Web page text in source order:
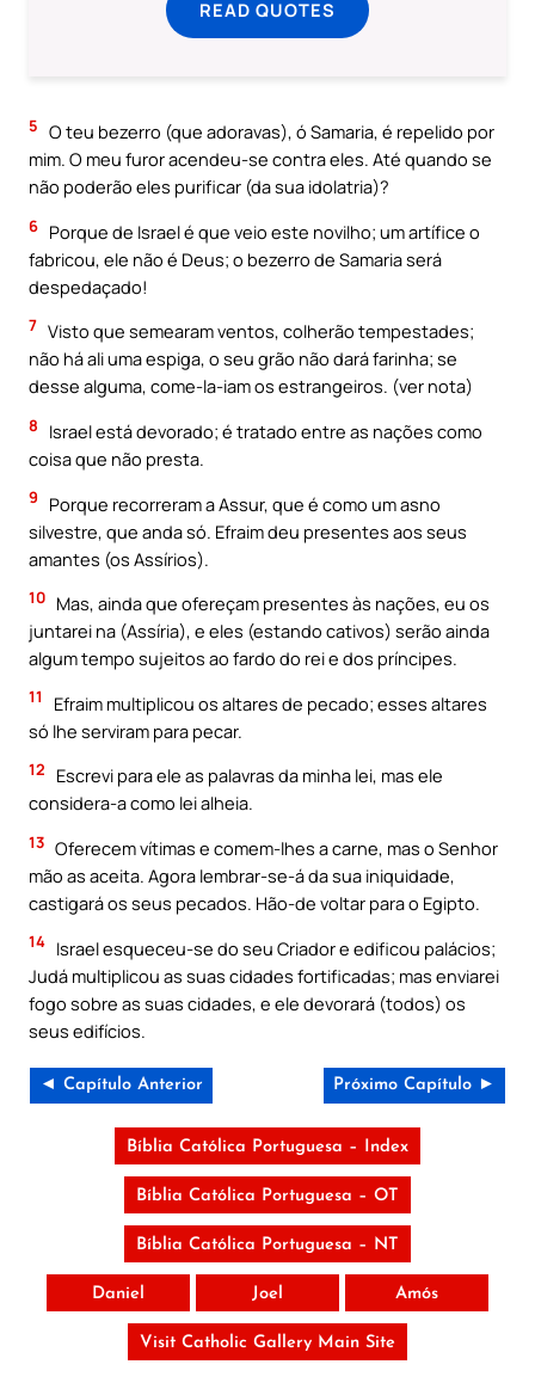
READ QUOTES
5 O teu bezerro (que adoravas), ó Samaria, é repelido por
mim. O meu furor acendeu-se contra eles. Até quando se
não poderão eles purificar (da sua idolatria)?
6 Porque de Israel é que veio este novilho; um artífice o
fabricou, ele não é Deus; o bezerro de Samaria será
despedaçado!
7 Visto que semearam ventos, colherão tempestades;
não há ali uma espiga, o seu grão não dará farinha; se
desse alguma, come-la-iam os estrangeiros. (ver nota)
8
Israel está devorado; é tratado entre as nações como
coisa que não presta.
9
Porque recorreram a Assur, que é como um asno
silvestre, que anda só. Efraim deu presentes aos seus
amantes (os Assírios).
10 Mas, ainda que ofereçam presentes às nações, eu os
juntarei na (Assíria), e eles (estando cativos) serão ainda
algum tempo sujeitos ao fardo do rei e dos príncipes.
11
Efraim multiplicou os altares de pecado; esses altares
só lhe serviram para pecar.
12
Escrevi para ele as palavras da minha lei, mas ele
considera-a como lei alheia.
13 Oferecem vítimas e comem-lhes a carne, mas o Senhor
mão as aceita. Agora lembrar-se-á da sua iniquidade,
castigará os seus pecados. Hão-de voltar para o Egipto.
14 Israel esqueceu-se do seu Criador e edificou palácios;
Judá multiplicou as suas cidades fortificadas; mas enviarei
fogo sobre as suas cidades, e ele devorará (todos) os
seus edifícios.
◄ Capítulo Anterior Próximo Capítulo ►
Bíblia Católica Portuguesa – Index
Bíblia Católica Portuguesa – OT
Bíblia Católica Portuguesa – NT
Daniel Joel Amós
Visit Catholic Gallery Main Site